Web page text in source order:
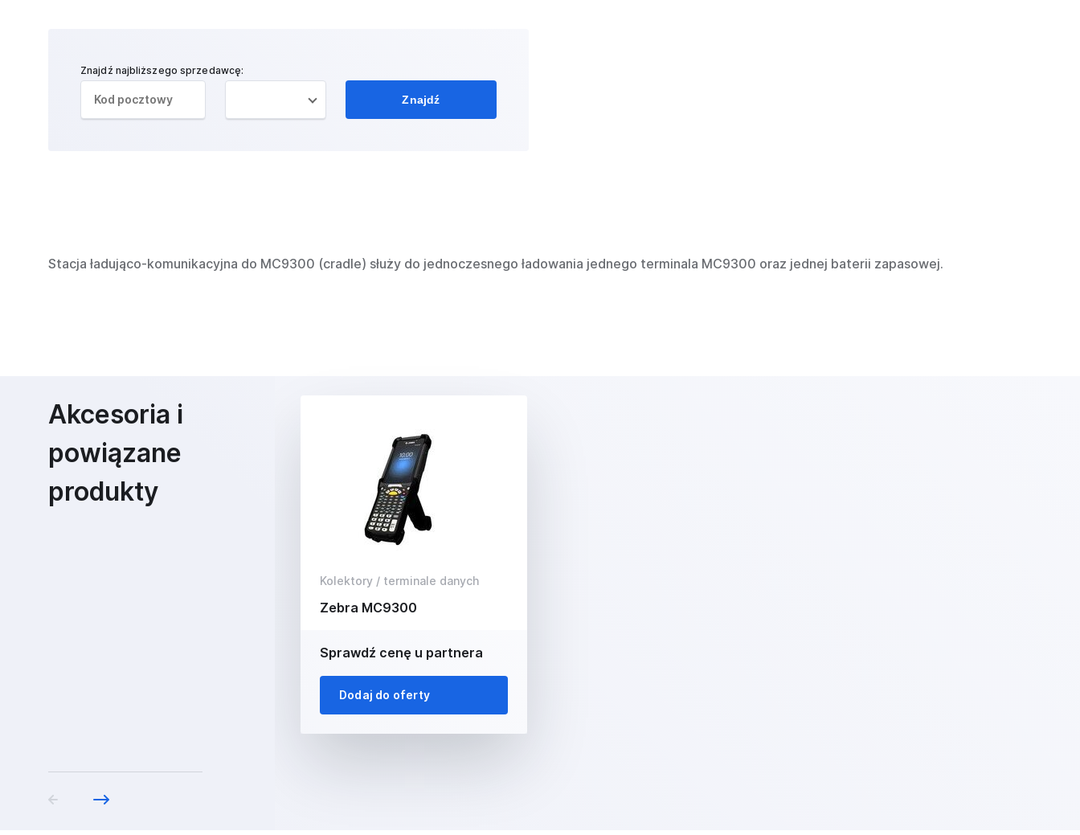
Znajdź najbliższego sprzedawcę:
Znajdź
Stacja ładująco-komunikacyjna do MC9300 (cradle) służy do jednoczesnego ładowania jednego terminala MC9300 oraz jednej baterii zapasowej.
Akcesoria i
powiązane
produkty
Kolektory / terminale danych
Zebra MC9300
Sprawdź cenę u partnera
Dodaj do oferty